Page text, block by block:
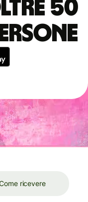
50
ricevere